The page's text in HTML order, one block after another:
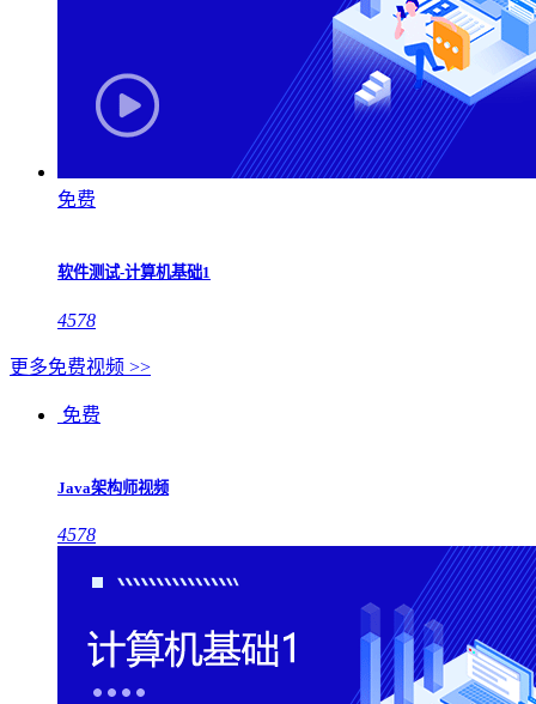
免费
软件测试-计算机基础1
4578
更多免费视频 >>
免费
Java架构师视频
4578